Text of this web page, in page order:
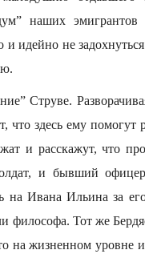
наших
и идейно не
Струве.
что здесь ему помогут
и расскажут, что
и бывший
на Ивана Ильина за
философа. Тот же
на жизненном уровне